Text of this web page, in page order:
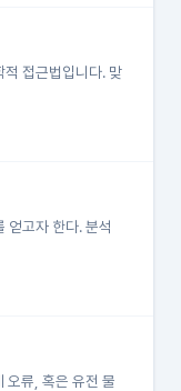
접근법입니다. 맞
얻고자 한다. 분석
오류, 혹은 유전 물